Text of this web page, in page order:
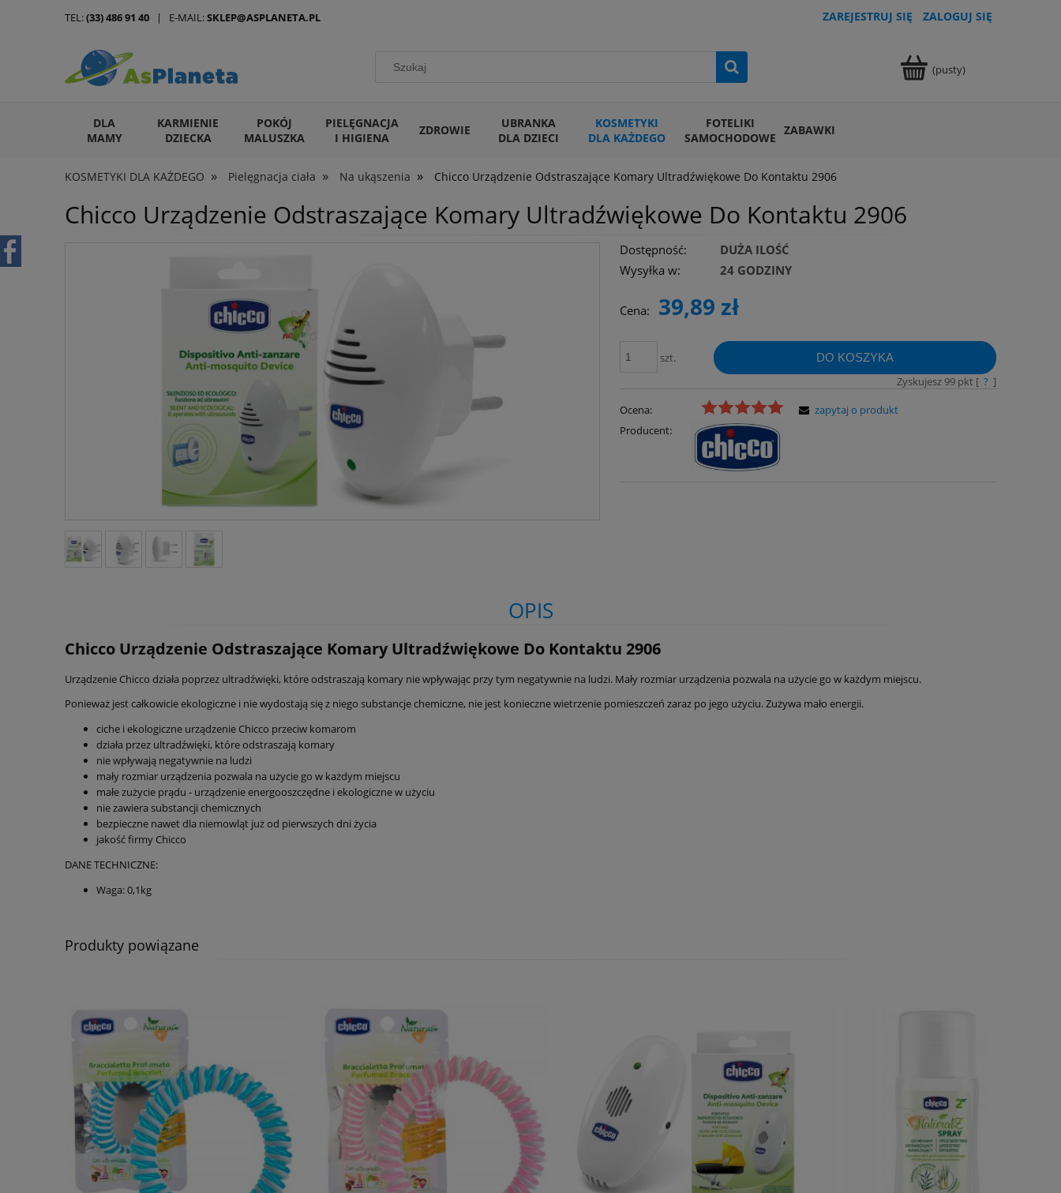
ZAREJESTRUJ SIĘ ZALOGUJ SIĘ
(pusty)
DLA
MAMY
KARMIENIE
DZIECKA
POKÓJ
MALUSZKA
PIELĘGNACJA
I HIGIENA
ZDROWIE
UBRANKA
DLA DZIECI
KOSMETYKI
DLA KAŻDEGO
FOTELIKI
SAMOCHODOWE ZABAWKI
ARTYKUŁY DLA ZWIERZĄT
KOSMETYKI DLA KAŻDEGO » Pielęgnacja ciała » Na ukąszenia » Chicco Urządzenie Odstraszające Komary Ultradźwiękowe Do Kontaktu 2906
TEL:(33) 486 91 40 | E-MAIL:SKLEP@ASPLANETA.PL
Chicco Urządzenie Odstraszające Komary Ultradźwiękowe Do Kontaktu 2906
Dostępność:
DUŻA ILOŚĆ
Wysyłka w:
24 GODZINY
Cena: 39,89 zł
szt. DO KOSZYKA
Zyskujesz 99pkt [ ? ]
Ocena:
Producent:
zapytaj o produkt
OPIS
Chicco Urządzenie Odstraszające Komary Ultradźwiękowe Do Kontaktu 2906
Urządzenie Chicco działa poprzez ultradźwięki, które odstraszają komary nie wpływając przy tym negatywnie na ludzi. Mały rozmiar urządzenia pozwala na użycie go w każdym miejscu.
Ponieważ jest całkowicie ekologiczne i nie wydostają się z niego substancje chemiczne, nie jest konieczne wietrzenie pomieszczeń zaraz po jego użyciu. Zużywa mało energii.
ciche i ekologiczne urządzenie Chicco przeciw komarom
działa przez ultradźwięki, które odstraszają komary
nie wpływają negatywnie na ludzi
mały rozmiar urządzenia pozwala na użycie go w każdym miejscu
małe zużycie prądu - urządzenie energooszczędne i ekologiczne w użyciu
nie zawiera substancji chemicznych
bezpieczne nawet dla niemowląt już od pierwszych dni życia
jakość firmy Chicco
DANE TECHNICZNE:
Waga: 0,1kg
Produkty powiązane